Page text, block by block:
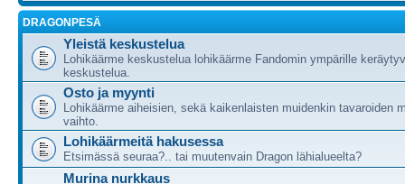
DRAGONPESÄ
Yleistä keskustelua
Lohikäärme keskustelua lohikäärme Fandomin ympärille
keskustelua.
Osto ja myynti
Lohikäärme aiheisien, sekä kaikenlaisten muidenkin tavaroiden
vaihto.
Lohikäärmeitä hakusessa
Etsimässä seuraa?.. tai muutenvain Dragon lähialueelta?
Murina nurkkaus